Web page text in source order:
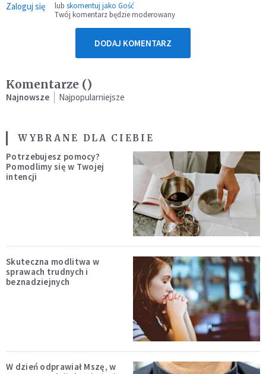
Zaloguj się lub skomentuj jako Gość
Twój komentarz będzie moderowany
DODAJ KOMENTARZ
Komentarze ()
Najnowsze Najpopularniejsze
WYBRANE DLA CIEBIE
Potrzebujesz pomocy?
Pomodlimy się w Twojej
intencji
Skuteczna modlitwa w
sprawach trudnych i
beznadziejnych
W dzień odprawiał Mszę, w